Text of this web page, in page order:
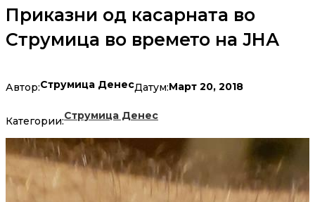
Приказни од касарната во
Струмица во времето на ЈНА
Автор:Струмица ДенесДатум:Март 20, 2018
Категории:Струмица Денес